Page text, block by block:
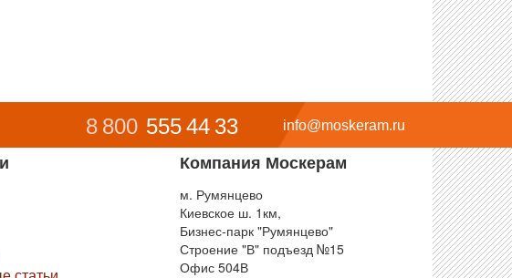
info@moskeram.ru
8 800 555 44 33
Компания Москерам
м. Румянцево
Киевское ш. 1км,
Бизнес-парк "Румянцево"
Строение "В" подъезд №15
Офис 504В